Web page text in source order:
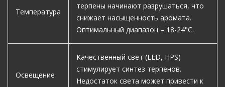
Температура
терпены начинают разрушаться, что
снижает насыщенность аромата.
Оптимальный диапазон – 18-24°C.
Освещение
Качественный свет (LED, HPS)
стимулирует синтез терпенов.
Недостаток света может привести к